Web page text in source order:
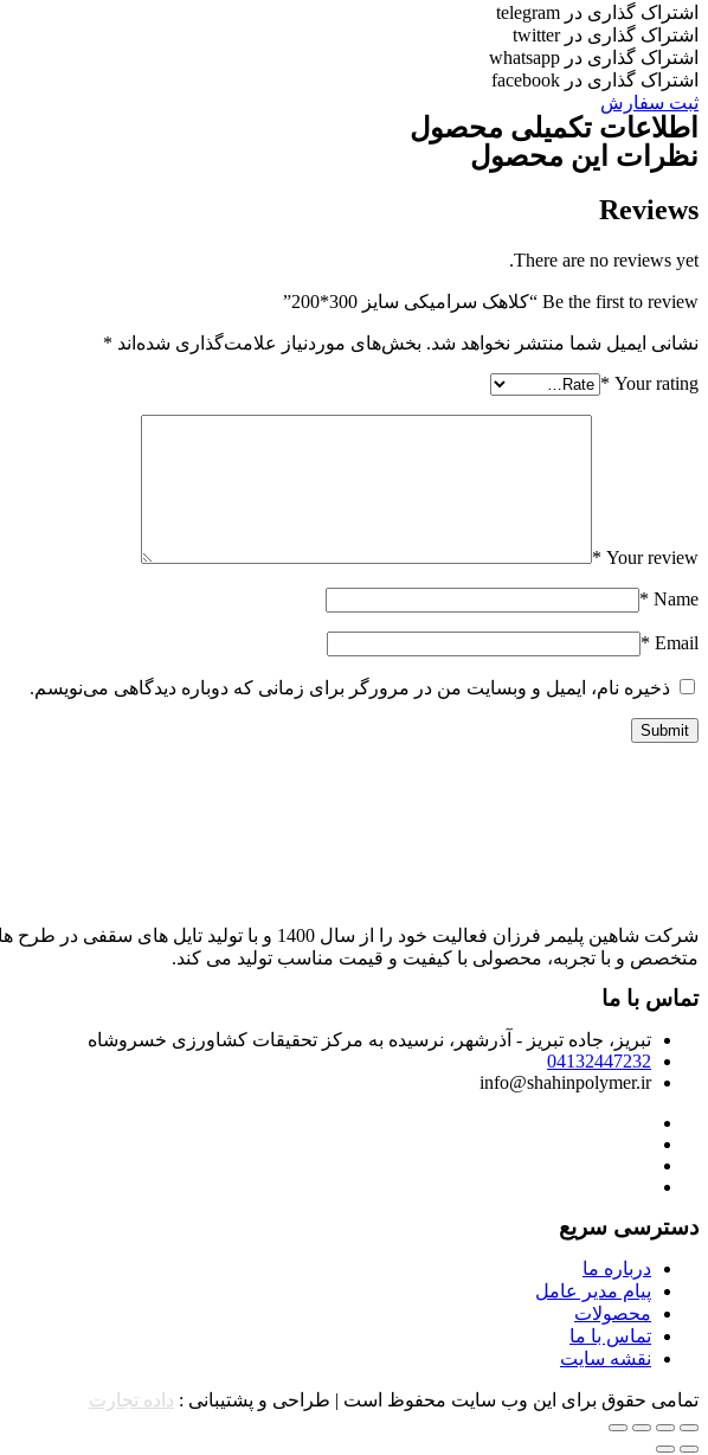
اشتراک گذاری در telegram
اشتراک گذاری در twitter
اشتراک گذاری در whatsapp
اشتراک گذاری در facebook
ثبت سفارش
اطلاعات تکمیلی محصول
نظرات این محصول
Reviews
There are no reviews yet.
Be the first to review “کلاهک سرامیکی سایز 300*200”
نشانی ایمیل شما منتشر نخواهد شد. بخش‌های موردنیاز علامت‌گذاری شده‌اند *
Your rating
*
Your review
*
Name
*
Email
*
ذخیره نام، ایمیل و وبسایت من در مرورگر برای زمانی که دوباره دیدگاهی می‌نویسم.
شرکت شاهین پلیمر فرزان فعالیت خود را از
متخصص و با تجربه، محصولی با کیفیت و قیمت مناسب تولید می کند.
تماس با ما
تبریز، جاده تبریز - آذرشهر، نرسیده به مرکز تحقیقات کشاورزی خسروشاه
04132447232
info@shahinpolymer.ir
دسترسی سریع
درباره ما
پیام مدیر عامل
محصولات
تماس با ما
نقشه سایت
تمامی حقوق برای این وب سایت محفوظ است | طراحی و پشتیبانی : داده تجارت